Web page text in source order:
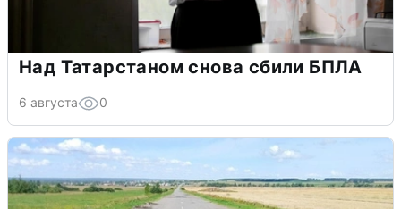
Над Татарстаном снова сбили БПЛА
6 августа 0